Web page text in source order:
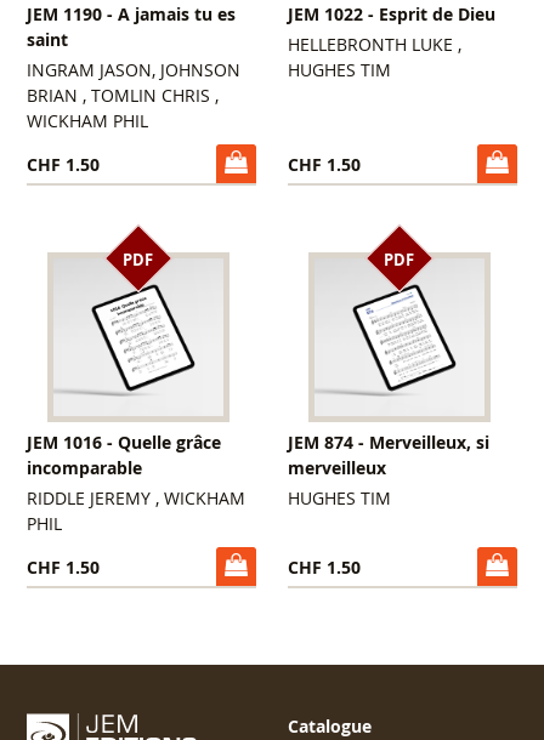
JEM 1190 - A jamais tu es
saint
INGRAM JASON, JOHNSON
BRIAN , TOMLIN CHRIS ,
WICKHAM PHIL
CHF 1.50
JEM 1022 - Esprit de Dieu
HELLEBRONTH LUKE ,
HUGHES TIM
CHF 1.50
PDF
JEM 1016 - Quelle grâce
incomparable
RIDDLE JEREMY , WICKHAM
PHIL
CHF 1.50
PDF
JEM 874 - Merveilleux, si
merveilleux
HUGHES TIM
CHF 1.50
Catalogue